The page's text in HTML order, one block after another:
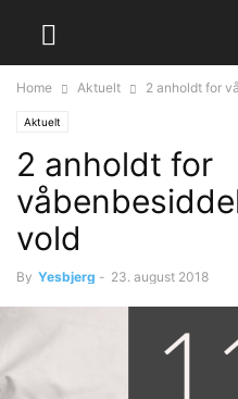
Home Aktuelt 2 anholdt for
Aktuelt
2 anholdt for
vold
By Yesbjerg - 23. august 2018